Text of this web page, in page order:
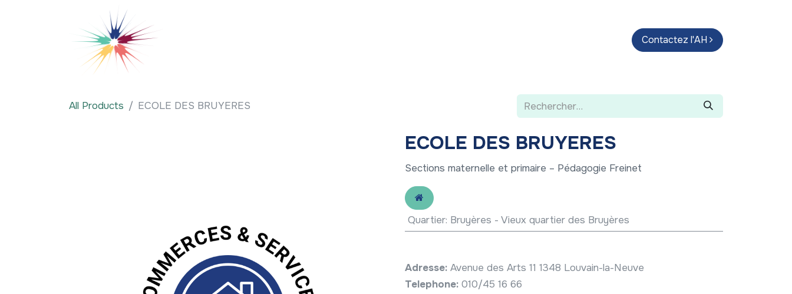
Parcours d'artistes Guide
Contactez l'AH
All Products ECOLE DES BRUYERES
ECOLE DES BRUYERES
Sections maternelle et primaire – Pédagogie Freinet
Quartier: Bruyères - Vieux quartier des Bruyères
Adresse: Avenue des Arts 11 1348 Louvain-la-Neuve
Telephone: 010/45 16 66